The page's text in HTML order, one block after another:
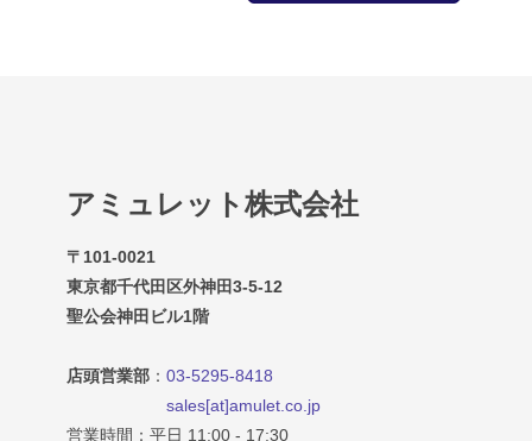
アミュレット株式会社
〒101-0021
東京都千代田区外神田3-5-12
聖公会神田ビル1階
店頭営業部 ： 03-5295-8418
sales[at]amulet.co.jp
営業時間：平日 11:00 - 17:30